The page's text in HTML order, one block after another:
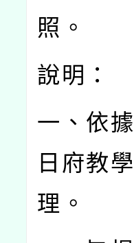
照。
說明：
一、依
日府教
理。